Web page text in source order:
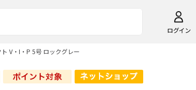
ログイン
V・I・P 5号 ロックグレー